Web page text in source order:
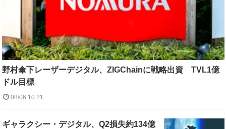
野村傘下レーザーデジタル、ZIGChainに戦略出資 TVL1億
ドル目標
08/06 10:21
ギャラクシー・デジタル、Q2損失約134億